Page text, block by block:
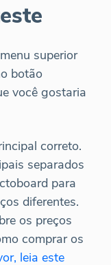
superior
botão
você gostaria
correto.
separados
para
diferentes.
os preços
comprar os
leia este